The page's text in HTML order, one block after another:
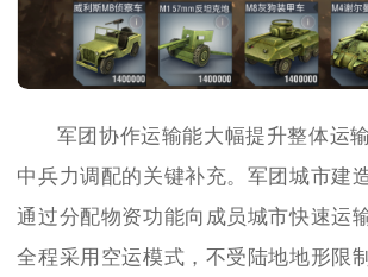
军团协作运输能大幅提升整体运
中兵力调配的关键补充。军团城市建
通过分配物资功能向成员城市快速运
全程采用空运模式，不受陆地地形限